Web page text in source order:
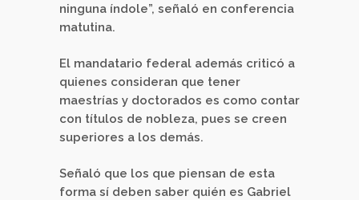
ninguna índole”, señaló en conferencia
matutina.
El mandatario federal además criticó a
quienes consideran que tener
maestrías y doctorados es como contar
con títulos de nobleza, pues se creen
superiores a los demás.
Señaló que los que piensan de esta
forma sí deben saber quién es Gabriel